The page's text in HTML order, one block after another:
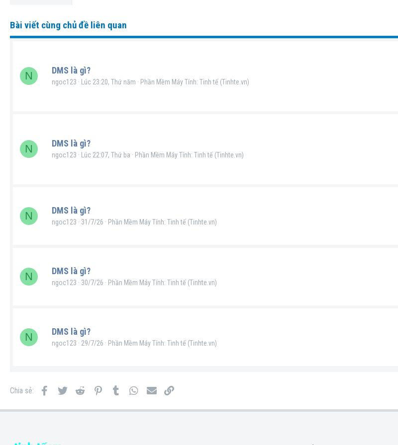
Bài viết cùng chủ đề liên quan
N DMS là gì?
ngoc123 Lúc 23:20, Thứ năm Phần Mềm Máy Tính: Tinh tế (Tinhte.vn)
N DMS là gì?
ngoc123 Lúc 22:07, Thứ ba Phần Mềm Máy Tính: Tinh tế (Tinhte.vn)
N DMS là gì?
ngoc123 31/7/26 Phần Mềm Máy Tính: Tinh tế (Tinhte.vn)
N DMS là gì?
ngoc123 30/7/26 Phần Mềm Máy Tính: Tinh tế (Tinhte.vn)
N DMS là gì?
ngoc123 29/7/26 Phần Mềm Máy Tính: Tinh tế (Tinhte.vn)
Chia sẻ: Facebook
Twitter Reddit PinterestTumblr WhatsApp
Email